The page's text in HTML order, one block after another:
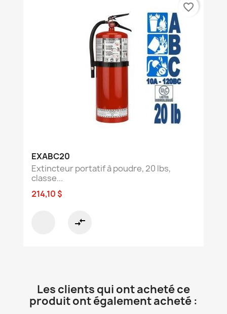
EXABC20
Extincteur portatif à poudre, 20 lbs,
classe...
214,10 $
compare_arrows
favorite_border
Les clients qui ont acheté ce
produit ont également acheté :